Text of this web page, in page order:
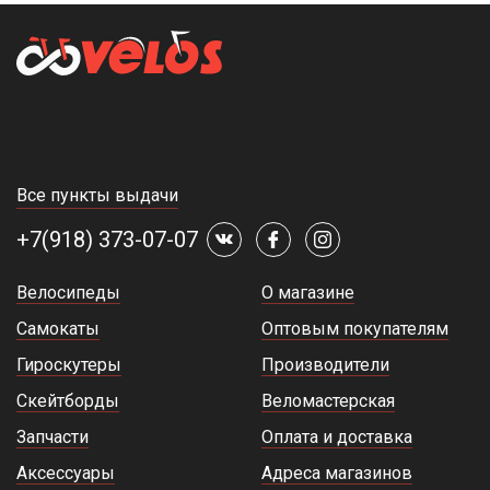
Если вам потребуется профессиональная консультация,
обращайтесь к нам. Наш велоэксперт ответит на все
интересующие вопросы, подскажет, сколько стоит та или иная
модель, подберет оптимальный велосипед для спортивных
Все пункты выдачи
+7(918) 373-07-07
Велосипеды
Самокаты
Гироскутеры
Скейтборды
Запчасти
Аксессуары
О магазине
Оптовым покупателям
Производители
Веломастерская
Оплата и доставка
Адреса магазинов